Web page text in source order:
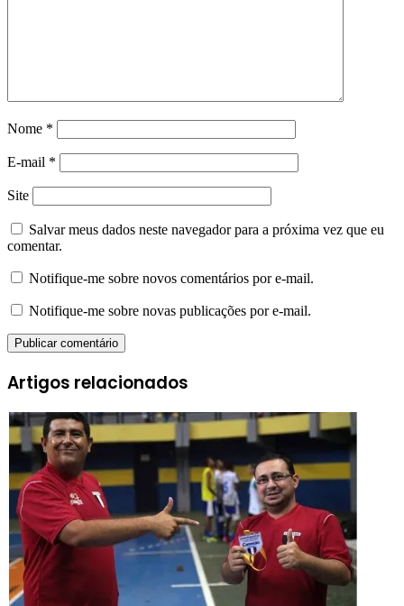
Nome *
E-mail *
Site
Salvar meus dados neste navegador para a próxima vez que eu
comentar.
Notifique-me sobre novos comentários por e-mail.
Notifique-me sobre novas publicações por e-mail.
Artigos relacionados